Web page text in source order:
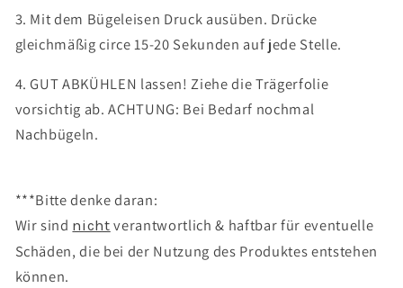
3. Mit dem Bügeleisen Druck ausüben. Drücke
gleichmäßig circe 15-20 Sekunden auf jede Stelle.
4. GUT ABKÜHLEN lassen! Ziehe die Trägerfolie
vorsichtig ab. ACHTUNG: Bei Bedarf nochmal
Nachbügeln.
***Bitte denke daran:
Wir sind nicht verantwortlich & haftbar für eventuelle
Schäden, die bei der Nutzung des Produktes entstehen
können.